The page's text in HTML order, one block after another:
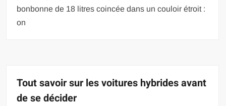
bonbonne de 18 litres coincée dans un couloir étroit :
on
Tout savoir sur les voitures hybrides avant
de se décider